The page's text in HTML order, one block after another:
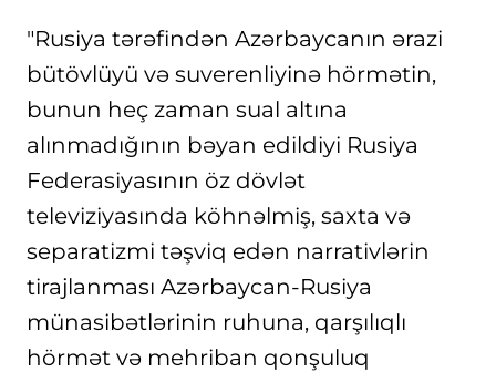
"Rusiya tərəfindən Azərbaycanın ərazi
bütövlüyü və suverenliyinə hörmətin,
bunun heç zaman sual altına
alınmadığının bəyan edildiyi Rusiya
Federasiyasının öz dövlət
televiziyasında köhnəlmiş, saxta və
separatizmi təşviq edən narrativlərin
tirajlanması Azərbaycan-Rusiya
münasibətlərinin ruhuna, qarşılıqlı
hörmət və mehriban qonşuluq